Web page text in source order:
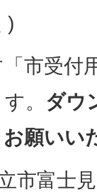
)
市受付
。 ダウ
願いい
市富士